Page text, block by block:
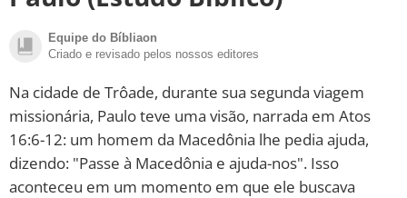
VERSÍCULO DO DIA
PALAVRA DO DIA
SALMO DO DIA
DEVOCIONAL DIÁRIO
Equipe do Bíbliaon
Criado e revisado pelos nossos editores
Na cidade de Trôade, durante sua segunda viagem
missionária, Paulo teve uma visão, narrada em Atos
16:6-12: um homem da Macedônia lhe pedia ajuda,
dizendo: "Passe à Macedônia e ajuda-nos". Isso
aconteceu em um momento em que ele buscava